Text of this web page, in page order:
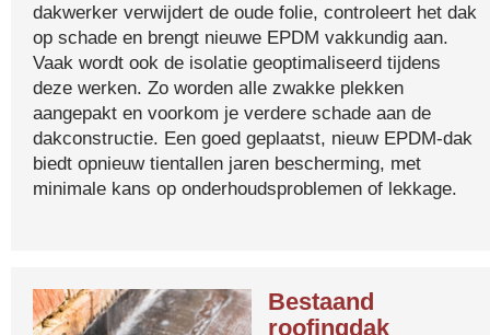
dakwerker verwijdert de oude folie, controleert het dak
op schade en brengt nieuwe EPDM vakkundig aan.
Vaak wordt ook de isolatie geoptimaliseerd tijdens
deze werken. Zo worden alle zwakke plekken
aangepakt en voorkom je verdere schade aan de
dakconstructie. Een goed geplaatst, nieuw EPDM-dak
biedt opnieuw tientallen jaren bescherming, met
minimale kans op onderhoudsproblemen of lekkage.
Bestaand
roofingdak